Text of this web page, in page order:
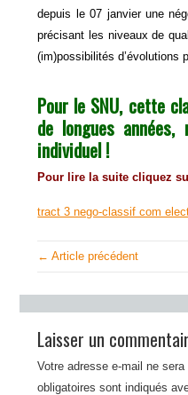
depuis le 07 janvier une
précisant les niveaux de
(im)possibilités d’évolutions
Pour le SNU, cette
de longues
individuel !
Pour lire la suite cliquez
tract 3 nego-classif com
← Article précédent
Laisser un
Votre adresse e-mail ne sera
obligatoires sont indiqués